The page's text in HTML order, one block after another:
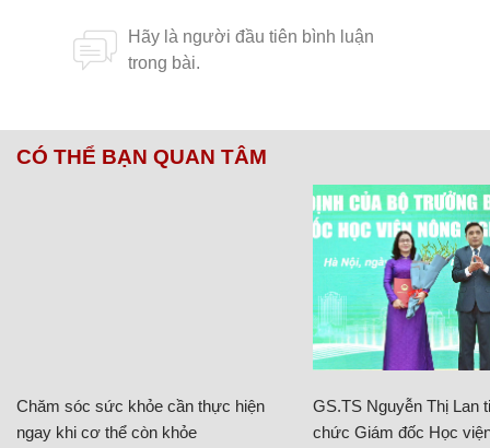
CÓ THỂ BẠN QUAN TÂM
Chăm sóc sức khỏe cần thực hiện
ngay khi cơ thể còn khỏe
GS.TS Nguyễn Thị Lan
chức Giám đốc Học